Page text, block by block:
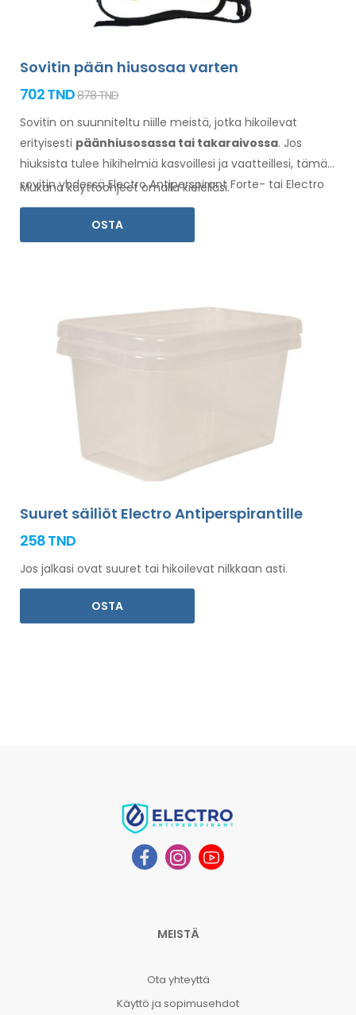
Sovitin pään hiusosaa varten
702 TND878 TND
Sovitin on suunniteltu niille meistä, jotka hikoilevat
erityisesti päänhiusosassa tai takaraivossa. Jos
hiuksista tulee hikihelmiä kasvoillesi ja vaatteillesi, tämä
sovitin yhdessä Electro Antiperspirant Forte- tai Electro
Antiperspirant ELITE -valmisteen kanssa on sinua varten.
Mukana käyttöohjeet omalla kielelläsi.
OSTA
Suuret säiliöt Electro Antiperspirantille
258 TND
Jos jalkasi ovat suuret tai hikoilevat nilkkaan asti.
OSTA
MEISTÄ
Ota yhteyttä
Käyttö ja sopimusehdot